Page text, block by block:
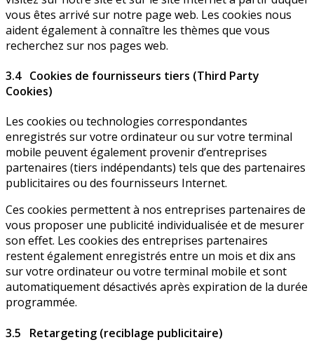
vous êtes arrivé sur notre page web. Les cookies nous
aident également à connaître les thèmes que vous
recherchez sur nos pages web.
3.4 Cookies de fournisseurs tiers (Third Party
Cookies)
Les cookies ou technologies correspondantes
enregistrés sur votre ordinateur ou sur votre terminal
mobile peuvent également provenir d’entreprises
partenaires (tiers indépendants) tels que des partenaires
publicitaires ou des fournisseurs Internet.
Ces cookies permettent à nos entreprises partenaires de
vous proposer une publicité individualisée et de mesurer
son effet. Les cookies des entreprises partenaires
restent également enregistrés entre un mois et dix ans
sur votre ordinateur ou votre terminal mobile et sont
automatiquement désactivés après expiration de la durée
programmée.
3.5 Retargeting (reciblage publicitaire)